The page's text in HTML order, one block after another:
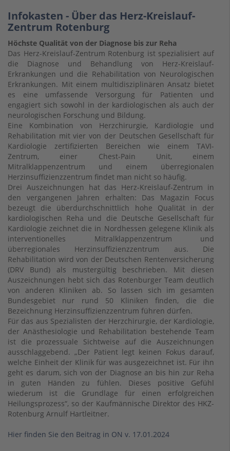
Infokasten - Über das Herz-Kreislauf-
Zentrum Rotenburg
Höchste Qualität von der Diagnose bis zur Reha
Das Herz-Kreislauf-Zentrum Rotenburg ist spezialisiert auf
die Diagnose und Behandlung von Herz-Kreislauf-
Erkrankungen und die Rehabilitation von Neurologischen
Erkrankungen. Mit einem multidisziplinären Ansatz bietet
es eine umfassende Versorgung für Patienten und
engagiert sich sowohl in der kardiologischen als auch der
neurologischen Forschung und Bildung.
Eine Kombination von Herzchirurgie, Kardiologie und
Rehabilitation mit vier von der Deutschen Gesellschaft für
Kardiologie zertifizierten Bereichen wie einem TAVI-
Zentrum, einer Chest-Pain Unit, einem
Mitralklappenzentrum und einem überregionalen
Herzinsuffizienzzentrum findet man nicht so häufig.
Drei Auszeichnungen hat das Herz-Kreislauf-Zentrum in
den vergangenen Jahren erhalten: Das Magazin Focus
bezeugt die überdurchschnittlich hohe Qualität in der
kardiologischen Reha und die Deutsche Gesellschaft für
Kardiologie zeichnet die in Nordhessen gelegene Klinik als
interventionelles Mitralklappenzentrum und
überregionales Herzinsuffizienzzentrum aus. Die
Rehabilitation wird von der Deutschen Rentenversicherung
(DRV Bund) als mustergültig beschrieben. Mit diesen
Auszeichnungen hebt sich das Rotenburger Team deutlich
von anderen Kliniken ab. So lassen sich im gesamten
Bundesgebiet nur rund 50 Kliniken finden, die die
Bezeichnung Herzinsuffizienzzentrum führen dürfen.
Für das aus Spezialisten der Herzchirurgie, der Kardiologie,
der Anästhesiologie und Rehabilitation bestehende Team
ist die prozessuale Sichtweise auf die Auszeichnungen
ausschlaggebend. „Der Patient legt keinen Fokus darauf,
welche Einheit der Klinik für was ausgezeichnet ist. Für ihn
geht es darum, sich von der Diagnose an bis hin zur Reha
in guten Händen zu fühlen. Dieses positive Gefühl
wiederum ist die Grundlage für einen erfolgreichen
Heilungsprozess“, so der Kaufmännische Direktor des HKZ-
Rotenburg Arnulf Hartleitner.
Hier finden Sie den Beitrag in ON v. 17.01.2024